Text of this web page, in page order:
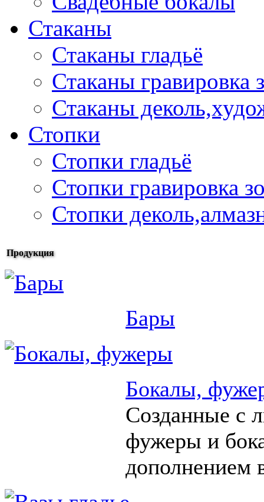
Стаканы
Стаканы гладьё
Стаканы гравировка
Стаканы
Стопки
Стопки гладьё
Стопки гравировка
Стопки
Продукция
Бары
Бокалы,
Созданные с
фужеры и
дополнением